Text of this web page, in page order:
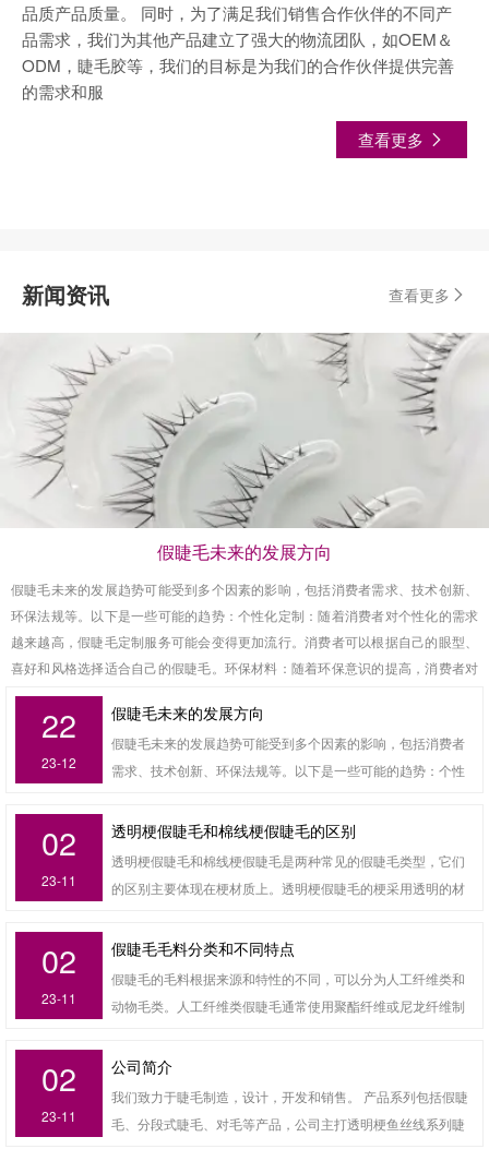
品质产品质量。 同时，为了满足我们销售合作伙伴的不同产
品需求，我们为其他产品建立了强大的物流团队，如OEM＆
ODM，睫毛胶等，我们的目标是为我们的合作伙伴提供完善
的需求和服
查看更多
新闻资讯 查看更多
假睫毛未来的发展方向
假睫毛未来的发展趋势可能受到多个因素的影响，包括消费者需求、技术创新、
环保法规等。以下是一些可能的趋势：个性化定制：随着消费者对个性化的需求
越来越高，假睫毛定制服务可能会变得更加流行。消费者可以根据自己的眼型、
喜好和风格选择适合自己的假睫毛。环保材料：随着环保意识的提高，消费者对
产品的环保性要求也越来越高。因此，使用环保材料制成的假睫毛可能会受到消
费者的青睐。3D打印技术：3D打印技术可以为假睫毛的生产带来更多的可能性，
例如定制更精细的睫毛形状和长度，或者生产出更逼真的睫毛。社交媒体营销：
社交媒体平台上的影响力人士和网红在推广产品方面具有强大的影响力。因此，
能穿戴设备的普及，假睫毛也可以与智能穿戴设备相结合，例如可以检测体温、
湿度或健康状况的假睫毛。总之，未来假睫毛的发展趋势可能会更加多元化和创
新化，消费者可以根据自己的需求和喜好选择适合自己的产品。同时，企业和制
造商也需要不断创新和改进，以满足消费者的需求和期望。
22
23-12
假睫毛未来的发展方向
假睫毛未来的发展趋势可能受到多个因素的影响，包括消费者
需求、技术创新、环保法规等。以下是一些可能的趋势：个性
务可能会变得更加流行。消费者可以根据自己的眼型、喜好和
风格选择适合自己的假睫毛。环保材料：随着环保意识的提
高，消费者对产品的环保性要求也越来越高。因此，使用环保
精细的睫毛形状和长度，或者生产出更逼真的睫毛。社交媒体
营销：社交媒体平台上的影响力人士和网红在推广产品方面具
有强大的影响力。因此，通过社交媒体营销推广假睫毛产品可
及，假睫毛也可以与智能穿戴设备相结合，例如可以检测体
温、湿度或健康状况的假睫毛。总之，未来假睫毛的发展趋势
可能会更加多元化和创新化，消费者可以根据自己的需求和喜
02
23-11
透明梗假睫毛和棉线梗假睫毛的区别
透明梗假睫毛和棉线梗假睫毛是两种常见的假睫毛类型，它们
的区别主要体现在梗材质上。透明梗假睫毛的梗采用透明的材
接近自然的睫毛颜色，使用时可以自然地融入到真实的睫毛
中。该类型的假睫毛比较轻薄柔软，舒适度高，容易粘贴和调
整，使得妆容更为自然。棉线梗假睫毛则是使用棉线作为梗材
不太容易掉落。但由于梗材质的限制，棉线梗假睫毛可能相对
较硬，舒适度没有透明梗假睫毛那么好。总之，透明梗假睫毛
和棉线梗假睫毛的主要区别在于梗的材质和视觉效果。选择哪
02
23-11
假睫毛毛料分类和不同特点
假睫毛的毛料根据来源和特性的不同，可以分为人工纤维类和
动物毛类。人工纤维类假睫毛通常使用聚酯纤维或尼龙纤维制
常很轻，佩戴起来感觉轻盈舒适，不会给眼睛增加过重的负
担。2. 不易变形：人工纤维具有一定的弹性和抗压性能，不容
易变形或扭曲。3. 易于保养：人工纤维假睫毛相对容易清洁、
02
23-11
公司简介
我们致力于睫毛制造，设计，开发和销售。 产品系列包括假睫
毛、分段式睫毛、对毛等产品，公司主打透明梗鱼丝线系列睫